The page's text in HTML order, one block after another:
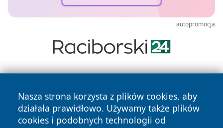
autopromocja
Nasza strona korzysta z plików cookies, aby
działała prawidłowo. Używamy także plików
cookies i podobnych technologii od